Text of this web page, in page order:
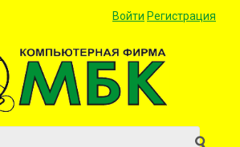
Войти Регистрация